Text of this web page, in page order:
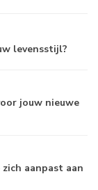
levensstijl?
jouw nieuwe
aanpast aan